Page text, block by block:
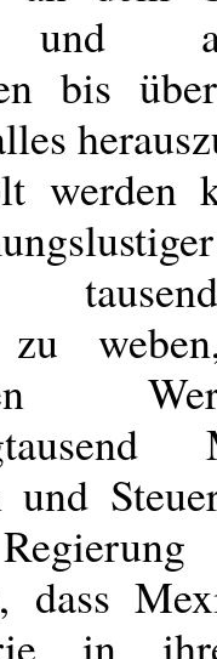
und
bis
werden
zu
und
dass
in